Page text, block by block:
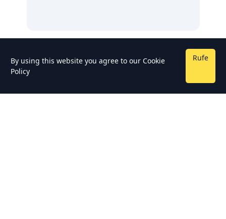
By using this website you agree to our Cookie
Policy
Rufe